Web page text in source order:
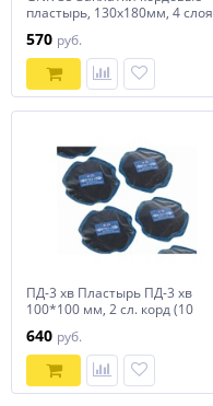
пластырь, 130х180мм, 4 слоя
570 руб.
ПД-3 хв Пластырь ПД-3 хв
100*100 мм, 2 сл. корд (10
640 руб.